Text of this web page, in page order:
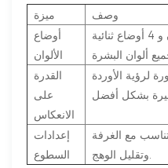
ميزة
وصف
أوضاع
الألوان
يحتوي على 7 أوضاع أحادية اللون و 4 أوضاع ثنائية
القدرة
على
الانعكاس
لرؤية الأوردة
إعدادات
السطوع
مع الغرفة